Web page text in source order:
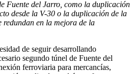
Fuente del Jarro, como la duplicación
desde la V-30 o la duplicación de la
redundan en la mejora de la
de seguir desarrollando
segundo túnel de Fuente del
ferroviaria para mercancías,